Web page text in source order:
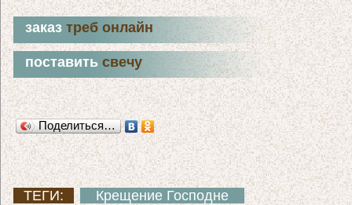
заказтреб онлайн
поставитьсвечу
Поделиться…
ТЕГИ:
Крещение Господне